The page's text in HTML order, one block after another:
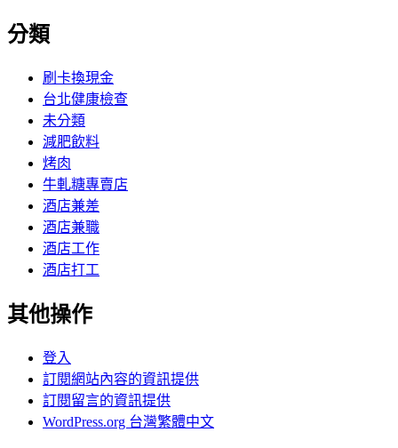
分類
刷卡換現金
台北健康檢查
未分類
減肥飲料
烤肉
牛軋糖專賣店
酒店兼差
酒店兼職
酒店工作
酒店打工
其他操作
登入
訂閱網站內容的資訊提供
訂閱留言的資訊提供
WordPress.org 台灣繁體中文